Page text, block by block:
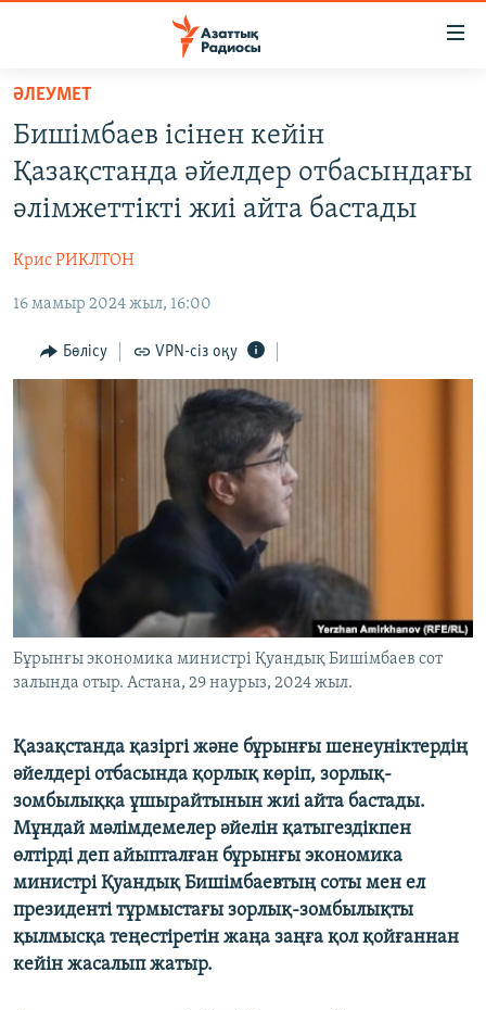
Skip
main
content
to
main
Navigation
Skip
Search
ЖАҢАЛЫҚТАР
AZATTYQTV
АДАМ ҚҰҚЫҚТАРЫ
ӘЛЕУМЕТ
ӘЛЕМ
Басқа тілдерде
ӘЛЕУМЕТ
Бишімбаев ісінен кейін
Қазақстанда әйелдер отбасындағы
әлімжеттікті жиі айта бастады
Крис РИКЛТОН
16 мамыр 2024 жыл, 16:00
Бөлісу VPN-сіз оқу
Бұрынғы экономика министрі Қуандық Бишімбаев сот
залында отыр. Астана, 29 наурыз, 2024 жыл.
Қазақстанда қазіргі және бұрынғы шенеуніктердің
әйелдері отбасында қорлық көріп, зорлық-
зомбылыққа ұшырайтынын жиі айта бастады.
Мұндай мәлімдемелер әйелін қатыгездікпен
өлтірді деп айыпталған бұрынғы экономика
министрі Қуандық Бишімбаевтың соты мен ел
президенті тұрмыстағы зорлық-зомбылықты
қылмысқа теңестіретін жаңа заңға қол қойғаннан
кейін жасалып жатыр.